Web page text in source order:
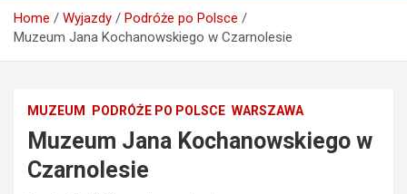
Home Wyjazdy
Podróże po Polsce
Muzeum Jana Kochanowskiego w Czarnolesie
MUZEUM PODRÓŻE PO POLSCE WARSZAWA
Muzeum Jana Kochanowskiego w
Czarnolesie